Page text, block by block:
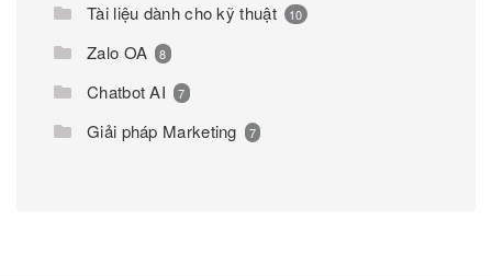
Tài liệu dành cho kỹ thuật 10
Zalo OA 8
Chatbot AI 7
Giải pháp Marketing 7